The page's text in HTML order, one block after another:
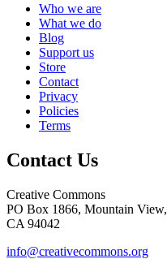
Who we are
What we do
Blog
Support us
Store
Contact
Privacy
Policies
Terms
Contact Us
Creative Commons
PO Box 1866, Mountain View,
CA 94042
info@creativecommons.org